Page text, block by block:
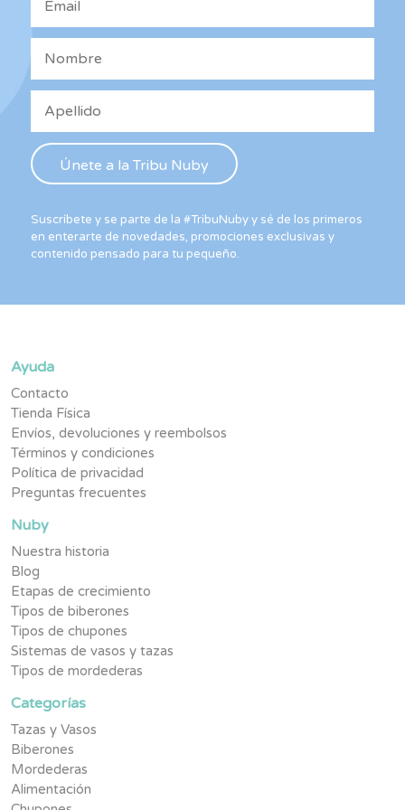
Suscríbete y se parte de la #TribuNuby y sé de los primeros
en enterarte de novedades, promociones exclusivas y
contenido pensado para tu pequeño.
Ayuda
Contacto
Tienda Física
Envíos, devoluciones y reembolsos
Términos y condiciones
Política de privacidad
Preguntas frecuentes
Nuby
Nuestra historia
Blog
Etapas de crecimiento
Tipos de biberones
Tipos de chupones
Sistemas de vasos y tazas
Tipos de mordederas
Categorías
Tazas y Vasos
Biberones
Mordederas
Alimentación